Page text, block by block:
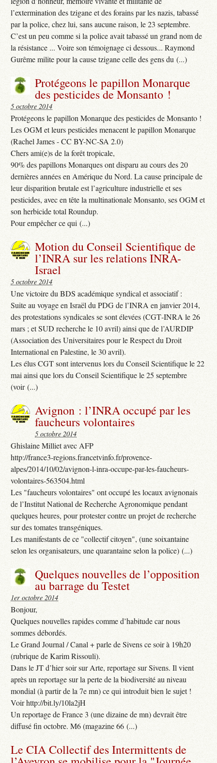
l’extermination des tzigane et des forains par les nazis, tabassé
par la police, chez lui, sans aucune raison, le 23 septembre.
C’est un peu comme si la police avait tabassé un grand nom de
la résistance ... Voire son témoignage ci dessous... Raymond
Gurême milite pour la cause tzigane celle des gens du (...)
Protégeons le papillon Monarque
des pesticides de Monsanto !
5 octobre 2014
Protégeons le papillon Monarque des pesticides de Monsanto !
Les OGM et leurs pesticides menacent le papillon Monarque
(Rachel James - CC BY-NC-SA 2.0)
Chers ami(e)s de la forêt tropicale,
90% des papillons Monarques ont disparu au cours des 20
dernières années en Amérique du Nord. La cause principale de
leur disparition brutale est l’agriculture industrielle et ses
pesticides, avec en tête la multinationale Monsanto, ses OGM et
son herbicide total Roundup.
Pour empêcher ce qui (...)
Motion du Conseil Scientifique de
l’INRA sur les relations INRA-
Israel
5 octobre 2014
Une victoire du BDS académique syndical et associatif :
Suite au voyage en Israël du PDG de l’INRA en janvier 2014,
des protestations syndicales se sont élevées (CGT‐INRA le 26
mars ; et SUD recherche le 10 avril) ainsi que de l’AURDIP
(Association des Universitaires pour le Respect du Droit
International en Palestine, le 30 avril).
Les élus CGT sont intervenus lors du Conseil Scientifique le 22
mai ainsi que lors du Conseil Scientifique le 25 septembre
(voir (...)
Avignon : l’INRA occupé par les
faucheurs volontaires
5 octobre 2014
Ghislaine Milliet avec AFP
http://france3-regions.francetvinfo.fr/provence-
alpes/2014/10/02/avignon-l-inra-occupe-par-les-faucheurs-
volontaires-563504.html
Les "faucheurs volontaires" ont occupé les locaux avignonais
de l’Institut National de Recherche Agronomique pendant
quelques heures, pour protester contre un projet de recherche
sur des tomates transgéniques.
Les manifestants de ce "collectif citoyen", (une soixantaine
selon les organisateurs, une quarantaine selon la police) (...)
Quelques nouvelles de l’opposition
au barrage du Testet
1er octobre 2014
Bonjour,
Quelques nouvelles rapides comme d’habitude car nous
sommes débordés.
Le Grand Journal / Canal + parle de Sivens ce soir à 19h20
(rubrique de Karim Rissouli).
Dans le JT d’hier soir sur Arte, reportage sur Sivens. Il vient
après un reportage sur la perte de la biodiversité au niveau
mondial (à partir de la 7e mn) ce qui introduit bien le sujet !
Voir http://bit.ly/10la2jH
Un reportage de France 3 (une dizaine de mn) devrait être
diffusé fin octobre. M6 (magazine 66 (...)
Le CIA Collectif des Intermittents de